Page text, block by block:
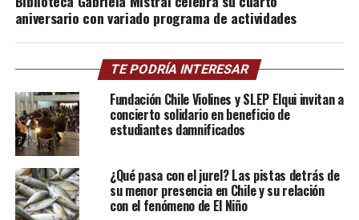
aniversario con variado programa de actividades
TE PODRÍA INTERESAR
Fundación Chile Violines y SLEP Elqui invitan a
concierto solidario en beneficio de
estudiantes damnificados
¿Qué pasa con el jurel? Las pistas detrás de
su menor presencia en Chile y su relación
con el fenómeno de El Niño